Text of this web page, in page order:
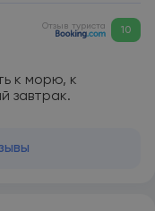
Отзыв туриста 10
к морю, к
завтрак.